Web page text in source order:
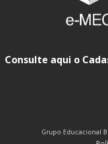
Consulte aqui o
Grupo Educacional